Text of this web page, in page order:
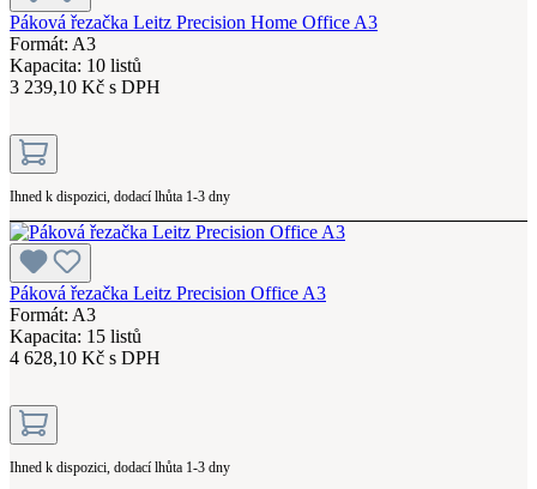
Páková řezačka Leitz Precision Home Office A3
Formát: A3
Kapacita: 10 listů
3 239,10 Kč s DPH
Ihned k dispozici, dodací lhůta 1-3 dny
Páková řezačka Leitz Precision Office A3
Formát: A3
Kapacita: 15 listů
4 628,10 Kč s DPH
Ihned k dispozici, dodací lhůta 1-3 dny